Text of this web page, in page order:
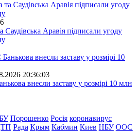
Аравія підписали угоду
20:36:03
внесли заставу у розмірі 10 млн
Порошенко Росія коронавирус
Рада Крым Кабмин Киев НБУ ООС